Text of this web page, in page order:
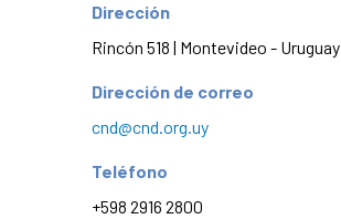
Dirección
Rincón 518 | Montevideo - Uruguay
Dirección de correo
cnd@cnd.org.uy
Teléfono
+598 2916 2800